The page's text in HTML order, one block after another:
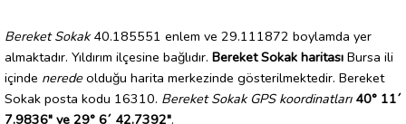
Bereket Sokak40.185551 enlem ve 29.111872 boylamda yer
almaktadır. Yıldırım ilçesine bağlıdır. Bereket Sokak haritası Bursa ili
içinde nerede olduğu harita merkezinde gösterilmektedir. Bereket
Sokak posta kodu 16310. Bereket Sokak GPS koordinatları 40° 11´
7.9836" ve 29° 6´ 42.7392".